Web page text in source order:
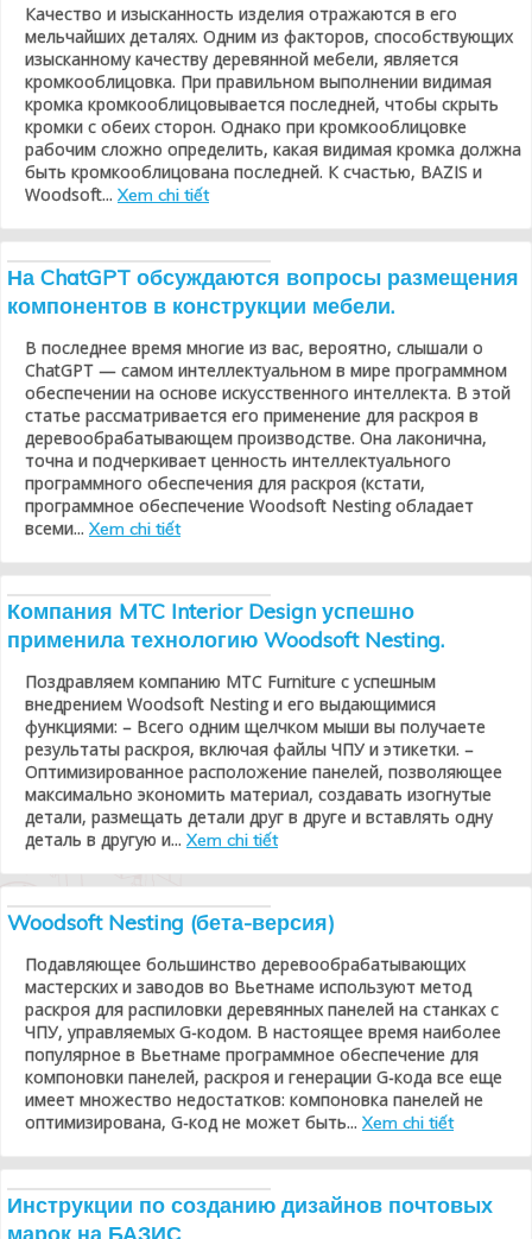
Качество и изысканность изделия отражаются в его
мельчайших деталях. Одним из факторов, способствующих
изысканному качеству деревянной мебели, является
кромкооблицовка. При правильном выполнении видимая
кромка кромкооблицовывается последней, чтобы скрыть
кромки с обеих сторон. Однако при кромкооблицовке
рабочим сложно определить, какая видимая кромка должна
быть кромкооблицована последней. К счастью, BAZIS и
Woodsoft... Xem chi tiết
На ChatGPT обсуждаются вопросы размещения
компонентов в конструкции мебели.
В последнее время многие из вас, вероятно, слышали о
ChatGPT — самом интеллектуальном в мире программном
обеспечении на основе искусственного интеллекта. В этой
статье рассматривается его применение для раскроя в
деревообрабатывающем производстве. Она лаконична,
точна и подчеркивает ценность интеллектуального
программного обеспечения для раскроя (кстати,
программное обеспечение Woodsoft Nesting обладает
всеми... Xem chi tiết
Компания MTC Interior Design успешно
применила технологию Woodsoft Nesting.
Поздравляем компанию MTC Furniture с успешным
внедрением Woodsoft Nesting и его выдающимися
функциями: – Всего одним щелчком мыши вы получаете
результаты раскроя, включая файлы ЧПУ и этикетки. –
Оптимизированное расположение панелей, позволяющее
максимально экономить материал, создавать изогнутые
детали, размещать детали друг в друге и вставлять одну
деталь в другую и... Xem chi tiết
Woodsoft Nesting (бета-версия)
Подавляющее большинство деревообрабатывающих
мастерских и заводов во Вьетнаме используют метод
раскроя для распиловки деревянных панелей на станках с
ЧПУ, управляемых G-кодом. В настоящее время наиболее
популярное в Вьетнаме программное обеспечение для
компоновки панелей, раскроя и генерации G-кода все еще
имеет множество недостатков: компоновка панелей не
оптимизирована, G-код не может быть... Xem chi tiết
Инструкции по созданию дизайнов почтовых
марок на БАЗИС